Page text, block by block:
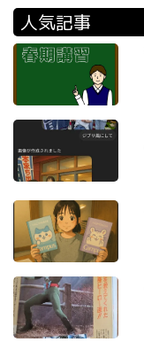
人気記事